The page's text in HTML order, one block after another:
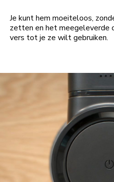
Je kunt hem moeiteloos,
zetten en het meegeleverde
vers tot je ze wilt gebruiken.